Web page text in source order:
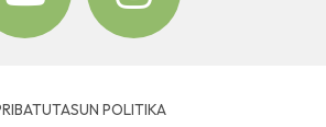
POLITIKA